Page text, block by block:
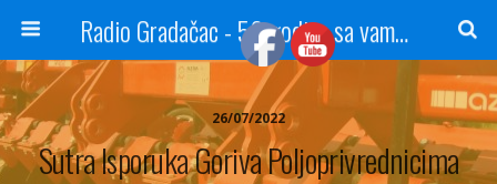
Radio Gradačac - 56 godina sa vama...
26/07/2022
Sutra Isporuka Goriva Poljoprivrednicima